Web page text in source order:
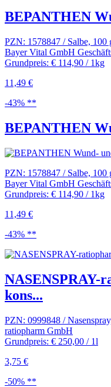
BEPANTHEN
PZN: 1578847 / Salbe, 100
Bayer Vital GmbH
Grundpreis: € 114,90 / 1kg
11,49 €
-43% **
BEPANTHEN
PZN: 1578847 / Salbe, 100
Bayer Vital GmbH
Grundpreis: € 114,90 / 1kg
11,49 €
-43% **
NASENSPRAY-
kons...
PZN: 0999848 /
ratiopharm GmbH
Grundpreis: € 250,00 / 1l
3,75 €
-50% **